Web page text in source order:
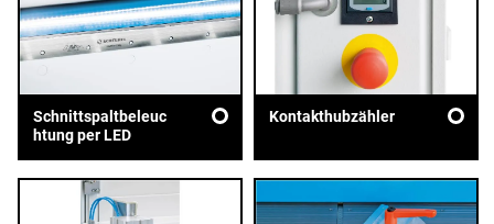
Schnittspaltbeleuc
htung per LED
Kontakthubzähler